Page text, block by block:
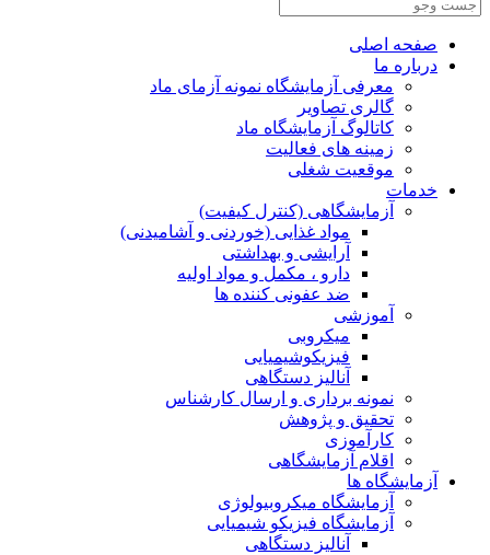
صفحه اصلی
درباره ما
معرفی آزمایشگاه نمونه آزمای ماد
گالری تصاویر
کاتالوگ آزمایشگاه ماد
زمینه های فعالیت
موقعیت شغلی
خدمات
آزمایشگاهی (کنترل کیفیت)
مواد غذایی (خوردنی و آشامیدنی)
آرایشی و بهداشتی
دارو ، مکمل و مواد اولیه
ضد عفونی کننده ها
آموزشی
میکروبی
فیزیکوشیمیایی
آنالیز دستگاهی
نمونه برداری و ارسال کارشناس
تحقیق و پژوهش
کارآموزی
اقلام آزمایشگاهی
آزمایشگاه ها
آزمایشگاه میکروبیولوژی
آزمایشگاه فیزیکو شیمیایی
آنالیز دستگاهی